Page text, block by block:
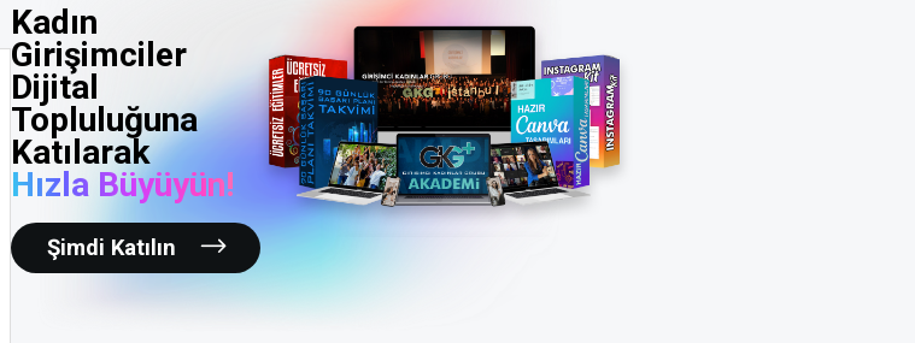
Kadın
Girişimciler
Dijital
Topluluğuna
Katılarak
Hızla Büyüyün!
Şimdi Katılın